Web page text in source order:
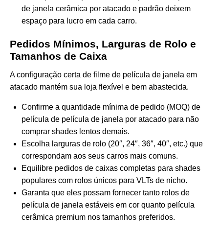
de janela cerâmica por atacado e padrão deixem
espaço para lucro em cada carro.
Pedidos Mínimos, Larguras de Rolo e
Tamanhos de Caixa
A configuração certa de filme de película de janela em
atacado mantém sua loja flexível e bem abastecida.
Confirme a quantidade mínima de pedido (MOQ) de
película de película de janela por atacado para não
comprar shades lentos demais.
Escolha larguras de rolo (20″, 24″, 36″, 40″, etc.) que
correspondam aos seus carros mais comuns.
Equilibre pedidos de caixas completas para shades
populares com rolos únicos para VLTs de nicho.
Garanta que eles possam fornecer tanto rolos de
película de janela estáveis em cor quanto película
cerâmica premium nos tamanhos preferidos.